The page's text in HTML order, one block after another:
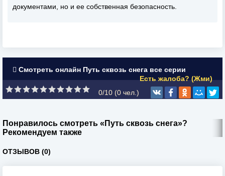
документами, но и ее собственная безопасность.
Смотреть онлайн Путь сквозь снега все серии
Есть жалоба? (Жми)
0/10 (0 чел.)
Понравилось смотреть «Путь сквозь снега»?
Рекомендуем также
ОТЗЫВОВ (0)